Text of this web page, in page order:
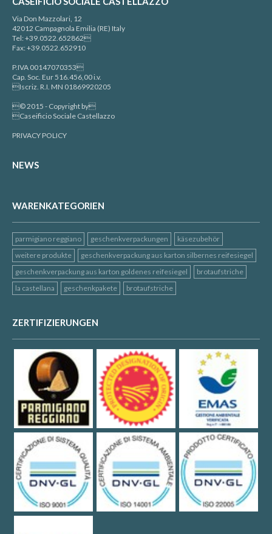
Via Don Mazzolari, 12
42012 Campagnola Emilia (RE) Italy
Tel: +39.0522.652862
Fax: +39.0522.652910
P.IVA 00147070353
Cap. Soc. Eur 516.456,00 i.v.
Iscriz. R.I. MN 01869920205
© 2015 - Copyright by
Caseificio Sociale Castellazzo
PRIVACY POLICY
NEWS
WARENKATEGORIEN
parmigiano reggiano geschenkverpackungen
käsezubehör
weitere produkte
geschenkverpackung aus karton silbernes reifesiegel
geschenkverpackung aus karton goldenes reifesiegel
brotaufstriche
la castellana
geschenkpakete brotaufstriche
ZERTIFIZIERUNGEN